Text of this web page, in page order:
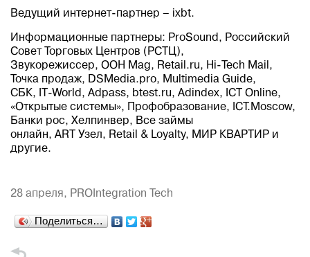
Ведущий интернет-партнер – ixbt.
Информационные партнеры: ProSound, Российский
Совет Торговых Центров (РСТЦ),
Звукорежиссер, OOH Mag, Retail.ru, Hi-Tech Mail,
Точка продаж, DSMedia.pro, Multimedia Guide,
СБК, IT-World, Adpass, btest.ru, Adindex, ICT Online,
«Открытые системы», Профобразование, ICT.Moscow,
Банки рос, Хелпинвер, Все займы
онлайн, ART Узел, Retail & Loyalty, МИР КВАРТИР и
другие.
28 апреля, PROIntegration Tech
Поделиться…